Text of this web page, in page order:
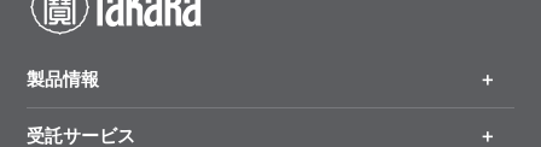
製品情報
製品一覧
受託サービス